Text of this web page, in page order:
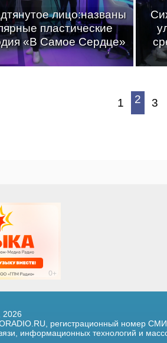
лицо:названы
пластические
«В Самое Сердце»
1 2 3
регистрационный номер СМИ
информационных технологий и